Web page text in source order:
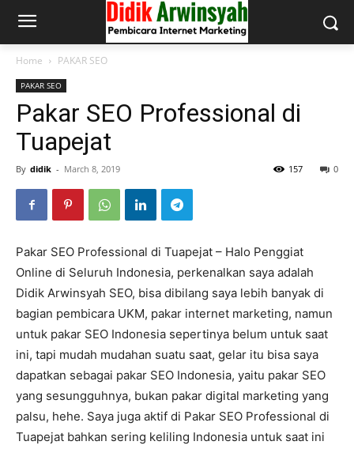
Home PAKAR SEO
PAKAR SEO
Pakar SEO Professional di
Tuapejat
By didik - March 8, 2019 0
157
Pakar SEO Professional di Tuapejat – Halo Penggiat
Online di Seluruh Indonesia, perkenalkan saya adalah
Didik Arwinsyah SEO, bisa dibilang saya lebih banyak di
bagian pembicara UKM, pakar internet marketing, namun
untuk pakar SEO Indonesia sepertinya belum untuk saat
ini, tapi mudah mudahan suatu saat, gelar itu bisa saya
dapatkan sebagai pakar SEO Indonesia, yaitu pakar SEO
yang sesungguhnya, bukan pakar digital marketing yang
palsu, hehe. Saya juga aktif di Pakar SEO Professional di
Tuapejat bahkan sering keliling Indonesia untuk saat ini